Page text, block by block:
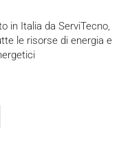
in Italia da ServiTecno,
le risorse di energia e